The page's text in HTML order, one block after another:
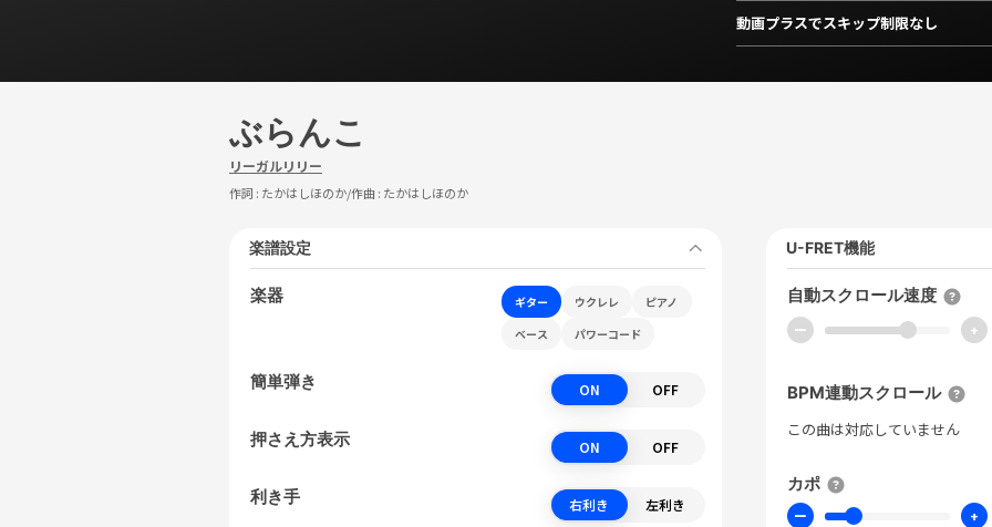
動画プラスでスキップ制限なし
ぶらんこ
リーガルリリー
作詞 : たかはしほのか/作曲 : たかはしほのか
楽譜設定
楽器 ギター ウクレレ
ピアノ
ベース
パワーコード
簡単弾き ON OFF
押さえ方表示 ON OFF
利き手 右利き 左利き
U-FRET機能
自動スクロール速度
ー +
BPM連動スクロール
この曲は対応していません
カポ
ー +